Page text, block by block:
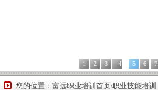
1 2 3 6 7
您的位置： 富远职业培训首页/职业技能培训